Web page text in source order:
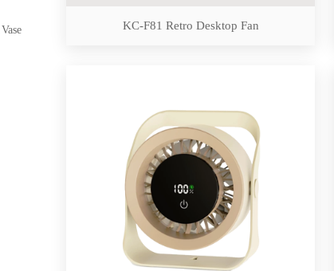
KC-F81 Retro Desktop Fan